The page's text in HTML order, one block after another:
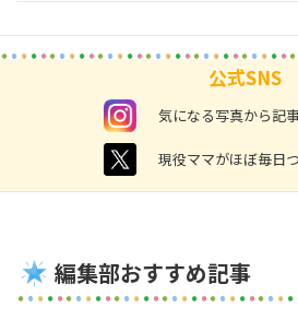
公式SNS
instagram 気になる写真から記
twitter 現役ママがほぼ毎日
編集部おすすめ記事